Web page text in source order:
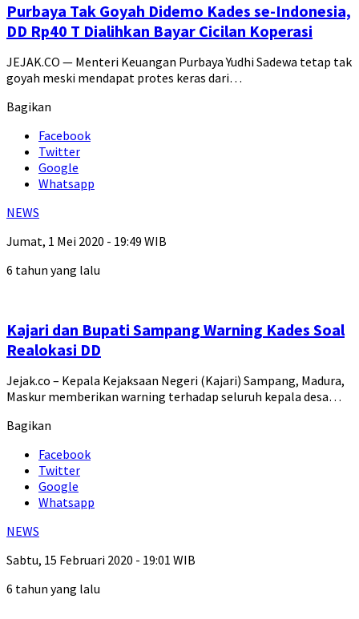
Purbaya Tak Goyah Didemo Kades se-Indonesia,
DD Rp40 T Dialihkan Bayar Cicilan Koperasi
JEJAK.CO — Menteri Keuangan Purbaya Yudhi Sadewa tetap tak
goyah meski mendapat protes keras dari…
Bagikan
Facebook
Twitter
Google
Whatsapp
NEWS
Jumat, 1 Mei 2020 - 19:49 WIB
6 tahun yang lalu
Kajari dan Bupati Sampang Warning Kades Soal
Realokasi DD
Jejak.co – Kepala Kejaksaan Negeri (Kajari) Sampang, Madura,
Maskur memberikan warning terhadap seluruh kepala desa…
Bagikan
Facebook
Twitter
Google
Whatsapp
NEWS
Sabtu, 15 Februari 2020 - 19:01 WIB
6 tahun yang lalu